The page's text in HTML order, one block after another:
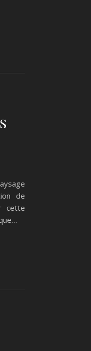
de
cette